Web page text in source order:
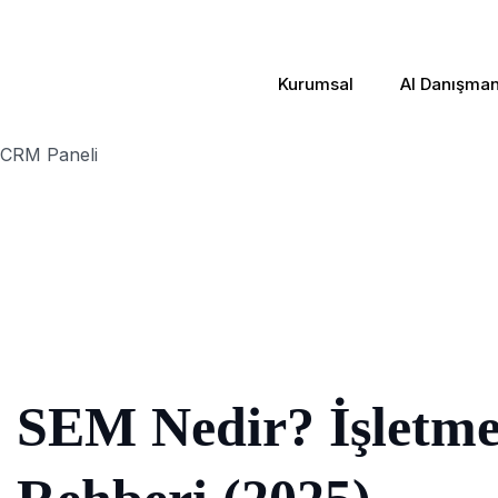
Kurumsal AI
CRM Paneli
SEM Nedir?